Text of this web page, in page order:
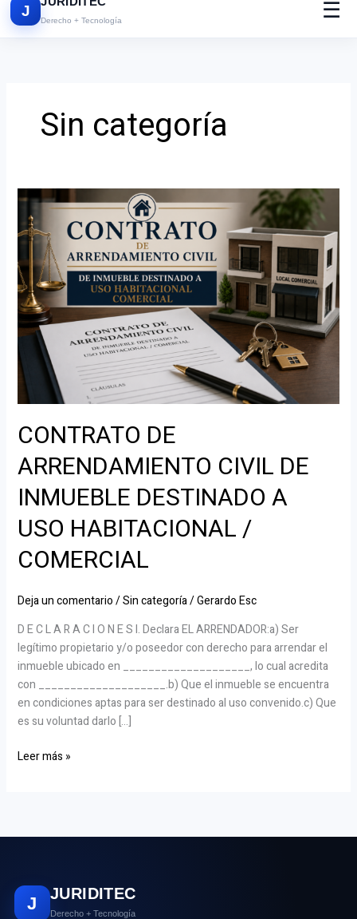
J
Derecho + Tecnología ☰
Sin categoría
CONTRATO DE
ARRENDAMIENTO CIVIL DE
INMUEBLE DESTINADO A
USO HABITACIONAL /
COMERCIAL
Deja un comentario/Sin categoría/Gerardo Esc
D E C L A R A C I O N E S I. Declara EL ARRENDADOR:a) Ser
legítimo propietario y/o poseedor con derecho para arrendar el
inmueble ubicado en ____________________, lo cual acredita
con ____________________.b) Que el inmueble se encuentra
en condiciones aptas para ser destinado al uso convenido.c) Que
es su voluntad darlo […]
CONTRATO
DE
ARRENDAMIENTO
DE
INMUEBLE
DESTINADO
A
USO
HABITACIONAL
COMERCIAL
Leer más »
J
JURIDITEC
Derecho + Tecnología